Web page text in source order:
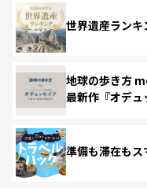
世界遺産ランキ
地球の歩き方
最新作『オデュ
準備も滞在も